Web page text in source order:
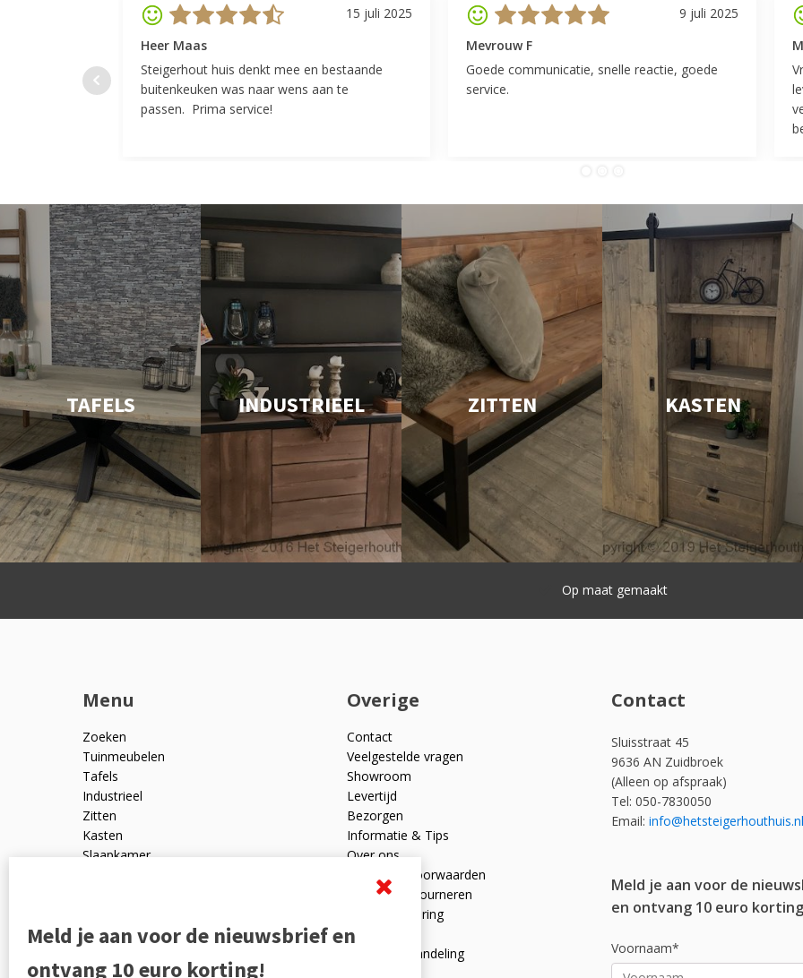
15 juli 2025
Heer Maas
Steigerhout huis denkt mee en bestaande
buitenkeuken was naar wens aan te
passen. Prima service!
9 juli 2025
Mevrouw F
Goede communicatie, snelle reactie, goede
service.
TAFELS INDUSTRIEEL ZITTEN KASTEN
Snelle levering
Menu
Zoeken
Tuinmeubelen
Tafels
Industrieel
Zitten
Kasten
Slaapkamer
Outlet
Overige
Contact
Veelgestelde vragen
Showroom
Levertijd
Bezorgen
Informatie & Tips
Over ons
Algemene voorwaarden
Ruilen en retourneren
Privacyverklaring
Reviewpolicy
Klachtenafhandeling
Contact
Sluisstraat 45
9636 AN Zuidbroek
(Alleen op afspraak)
Tel: 050-7830050
Email: info@hetsteigerhouthuis.nl
Meld je aan voor de
en ontvang 10 euro
Voornaam*
Meld je aan voor de nieuwsbrief en
ontvang 10 euro korting!